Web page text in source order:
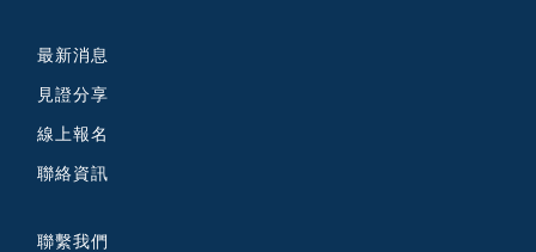
最新消息
見證分享
線上報名
聯絡資訊
聯繫我們